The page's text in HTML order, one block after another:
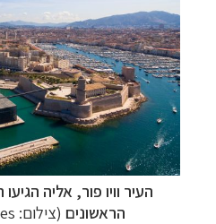
העיר וויו פור, אליה
הראשונים (צילום: